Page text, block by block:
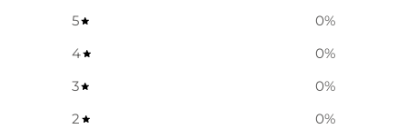
5 0%
4
0%
3
0%
2
0%